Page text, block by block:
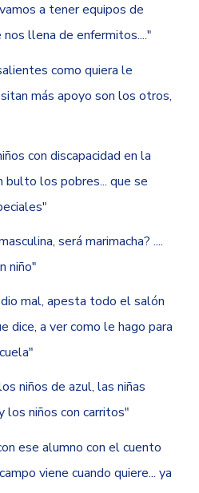
a tener equipos de
nos llena de enfermitos...."
como quiera le
más apoyo son los otros,
con discapacidad en la
bulto los pobres... que se
será marimacha? ....
niño"
mal, apesta todo el salón
dice, a ver como le hago para
niños de azul, las niñas
los niños con carritos"
ese alumno con el cuento
viene cuando quiere... ya